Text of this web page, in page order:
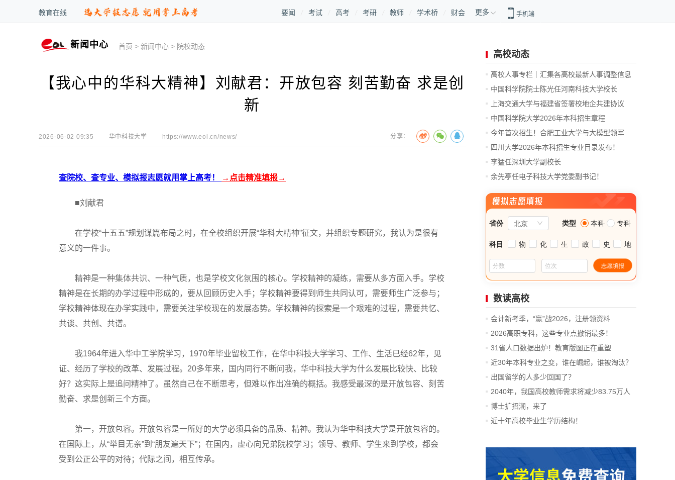
教育在线 要闻 考试 高考 考研 教师 学术桥 财会 更多 手机端
新闻中心 首页 >新闻中心 > 院校动态
【我心中的华科大精神】刘献君：开放包容 刻苦勤奋 求是创
新
2026-06-02 09:35 华中科技大学 https://www.eol.cn/news/ 分享：
查院校、查专业、模拟报志愿就用掌上高考！ →点击精准填报→
■刘献君
在学校“十五五”规划谋篇布局之时，在全校组织开展“华科大精神”征文，并组织专题研究，我认为是很有
意义的一件事。
精神是一种集体共识、一种气质，也是学校文化氛围的核心。学校精神的凝练，需要从多方面入手。学校
精神是在长期的办学过程中形成的，要从回顾历史入手；学校精神要得到师生共同认可，需要师生广泛参与；
学校精神体现在办学实践中，需要关注学校现在的发展态势。学校精神的探索是一个艰难的过程，需要共忆、
共谈、共创、共谱。
我1964年进入华中工学院学习，1970年毕业留校工作，在华中科技大学学习、工作、生活已经62年，见
证、经历了学校的改革、发展过程。20多年来，国内同行不断问我，华中科技大学为什么发展比较快、比较
好？这实际上是追问精神了。虽然自己在不断思考，但难以作出准确的概括。我感受最深的是开放包容、刻苦
勤奋、求是创新三个方面。
第一，开放包容。开放包容是一所好的大学必须具备的品质、精神。我认为华中科技大学是开放包容的。
在国际上，从“举目无亲”到“朋友遍天下”；在国内，虚心向兄弟院校学习；领导、教师、学生来到学校，都会
受到公正公平的对待；代际之间，相互传承。
高校动态
高校人事专栏｜汇集各高校最新人事调整信息
中国科学院院士陈光任河南科技大学校长
上海交通大学与福建省签署校地企共建协议
中国科学院大学2026年本科招生章程
今年首次招生！合肥工业大学与大模型领军
企...
四川大学2026年本科招生专业目录发布！
李猛任深圳大学副校长
余先亭任电子科技大学党委副书记！
数读高校
会计新考季，“赢”战2026，注册领资料
2026高职专科，这些专业点撤销最多！
31省人口数据出炉！教育版图正在重塑
近30年本科专业之变，谁在崛起，谁被淘汰？
出国留学的人多少回国了？
2040年，我国高校教师需求将减少83.75万人
博士扩招潮，来了
近十年高校毕业生学历结构！